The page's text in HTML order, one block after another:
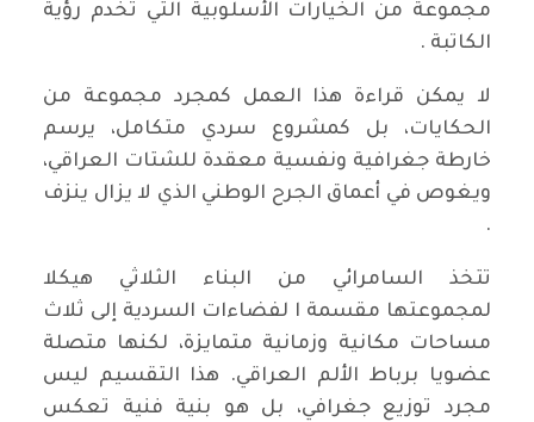
مجموعة من الخيارات الأسلوبية التي تخدم رؤية
الكاتبة .
لا يمكن قراءة هذا العمل كمجرد مجموعة من
الحكايات، بل كمشروع سردي متكامل، يرسم
خارطة جغرافية ونفسية معقدة للشتات العراقي،
ويغوص في أعماق الجرح الوطني الذي لا يزال ينزف
.
تتخذ السامرائي من البناء الثلاثي هيكلا
لمجموعتها مقسمة ا لفضاءات السردية إلى ثلاث
مساحات مكانية وزمانية متمايزة، لكنها متصلة
عضويا برباط الألم العراقي. هذا التقسيم ليس
مجرد توزيع جغرافي، بل هو بنية فنية تعكس